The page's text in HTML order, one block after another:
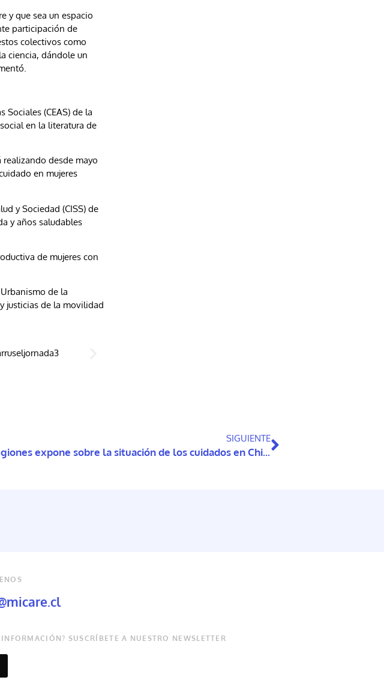
y que sea un espacio
participación de
colectivos como
ciencia, dándole un
(CEAS) de la
en la literatura de
desde mayo
en mujeres
y Sociedad (CISS) de
y años saludables
de mujeres con
de la
justicias de la movilidad
SIGUIENTE
MICARE en Regiones expone sobre la situación de los cuidados en Chile en la PUCV
SUSCRÍBETE A NUESTRO NEWSLETTER